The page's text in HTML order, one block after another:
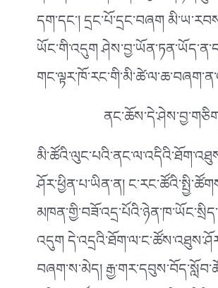
དག་དང༌། དྲང་པོ་དྲང་བཞག
ཡོང་གི་འདུག
ཤོར་ཕྱིན་པ་ཡིན་ན།
འདུག
བཞག་ས་མེད།